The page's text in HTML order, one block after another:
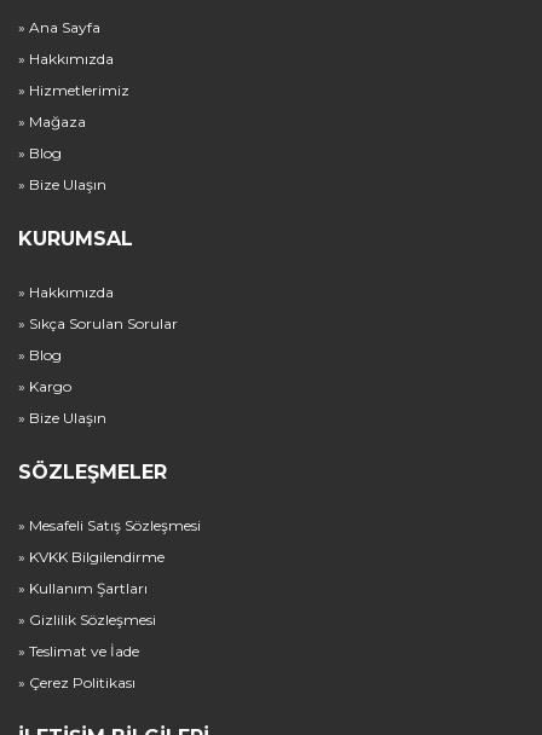
» Ana Sayfa
» Hakkımızda
» Hizmetlerimiz
» Mağaza
» Blog
» Bize Ulaşın
KURUMSAL
» Hakkımızda
» Sıkça Sorulan Sorular
» Blog
» Kargo
» Bize Ulaşın
SÖZLEŞMELER
» Mesafeli Satış Sözleşmesi
» KVKK Bilgilendirme
» Kullanım Şartları
» Gizlilik Sözleşmesi
» Teslimat ve İade
» Çerez Politikası